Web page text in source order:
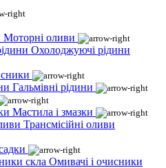
Моторні оливи
Охолоджуючі рідини
Гальмівні рідини
Мастила і змазки
Трансмісійні оливи
Омивачі і очисники